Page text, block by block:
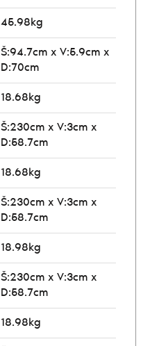
45.98kg
Š:94.7cm x V:5.9cm x
D:70cm
18.68kg
Š:230cm x V:3cm x
D:58.7cm
18.68kg
Š:230cm x V:3cm x
D:58.7cm
18.98kg
Š:230cm x V:3cm x
D:58.7cm
18.98kg